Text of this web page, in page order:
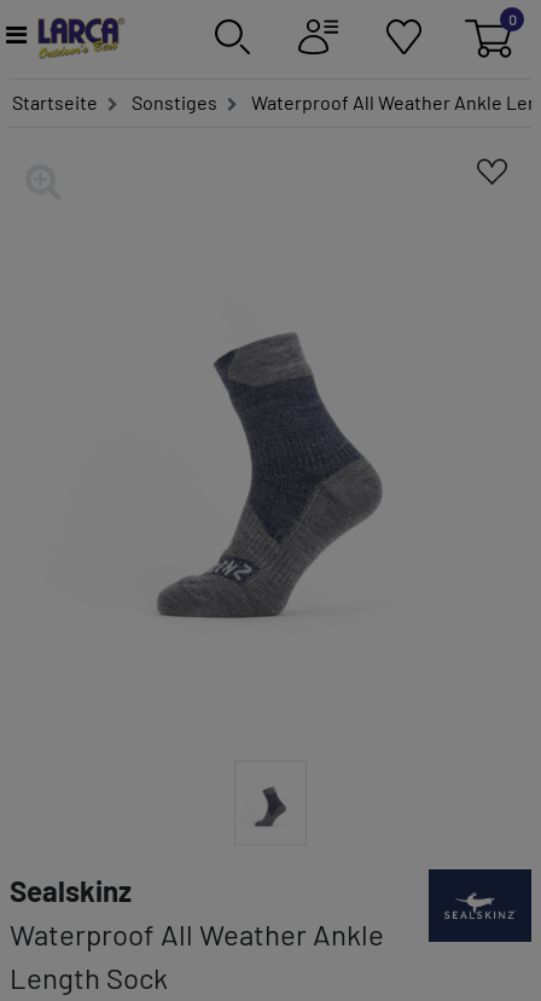
0
Startseite Sonstiges Waterproof All Weather Ankle
Sealskinz
Waterproof All Weather Ankle
Length Sock